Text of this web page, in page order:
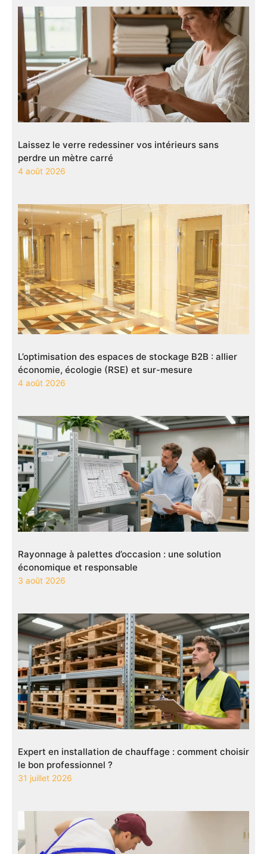
Laissez le verre redessiner vos intérieurs sans
perdre un mètre carré
4 août 2026
L’optimisation des espaces de stockage B2B : allier
économie, écologie (RSE) et sur-mesure
4 août 2026
Rayonnage à palettes d’occasion : une solution
économique et responsable
3 août 2026
Expert en installation de chauffage : comment choisir
le bon professionnel ?
31 juillet 2026